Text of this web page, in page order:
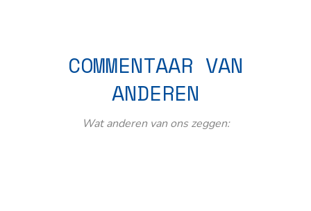
COMMENTAAR VAN
ANDEREN
Wat anderen van ons zeggen: